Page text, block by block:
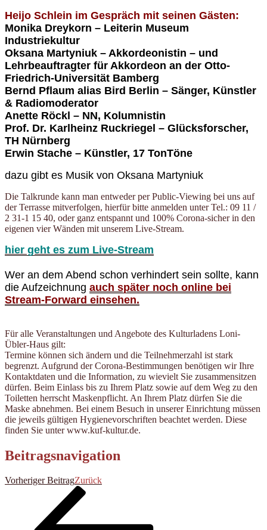
Heijo Schlein im Gespräch mit seinen Gästen:
Monika Dreykorn – Leiterin Museum
Industriekultur
Oksana Martyniuk – Akkordeonistin – und
Lehrbeauftragter für Akkordeon an der Otto-
Friedrich-Universität Bamberg
Bernd Pflaum alias Bird Berlin – Sänger, Künstler
& Radiomoderator
Anette Röckl – NN, Kolumnistin
Prof. Dr. Karlheinz Ruckriegel – Glücksforscher,
TH Nürnberg
Erwin Stache – Künstler, 17 TonTöne
dazu gibt es Musik von Oksana Martyniuk
Die Talkrunde kann man entweder per Public-Viewing bei uns auf
der Terrasse mitverfolgen, hierfür bitte anmelden unter Tel.: 09 11 /
2 31-1 15 40, oder ganz entspannt und 100% Corona-sicher in den
eigenen vier Wänden mit unserem Live-Stream.
hier geht es zum Live-Stream
Wer an dem Abend schon verhindert sein sollte, kann
die Aufzeichnung auch später noch online bei
Stream-Forward einsehen.
Für alle Veranstaltungen und Angebote des Kulturladens Loni-
Übler-Haus gilt:
Termine können sich ändern und die Teilnehmerzahl ist stark
begrenzt. Aufgrund der Corona-Bestimmungen benötigen wir Ihre
Kontaktdaten und die Information, zu wievielt Sie zusammensitzen
dürfen. Beim Einlass bis zu Ihrem Platz sowie auf dem Weg zu den
Toiletten herrscht Maskenpflicht. An Ihrem Platz dürfen Sie die
Maske abnehmen. Bei einem Besuch in unserer Einrichtung müssen
die jeweils gültigen Hygienevorschriften beachtet werden. Diese
finden Sie unter www.kuf-kultur.de.
Beitragsnavigation
Vorheriger BeitragZurück